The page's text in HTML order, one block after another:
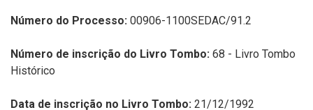
Número do Processo: 00906-1100SEDAC/91.2
Número de inscrição do Livro Tombo: 68 - Livro Tombo
Histórico
Data de inscrição no Livro Tombo: 21/12/1992